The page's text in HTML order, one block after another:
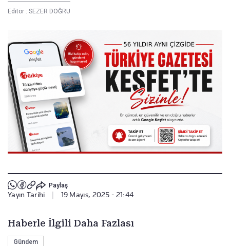
Editör : SEZER DOĞRU
Paylaş
Yayın Tarihi 19 Mayıs, 2025 - 21:44
Haberle İlgili Daha Fazlası
Gündem